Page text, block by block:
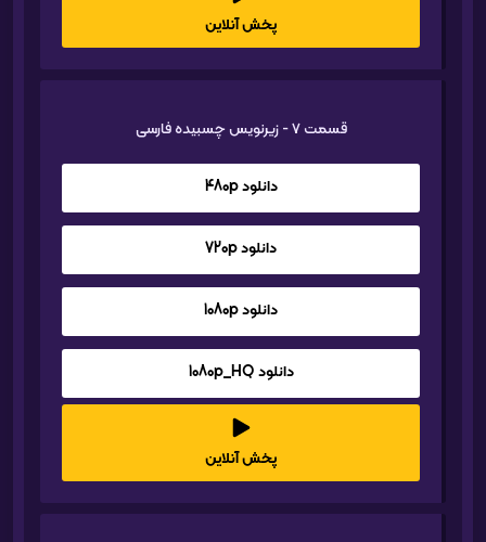
پخش آنلاین
قسمت 7 - زیرنویس چسبیده فارسی
دانلود 480p
دانلود 720p
دانلود 1080p
دانلود 1080p_HQ
پخش آنلاین